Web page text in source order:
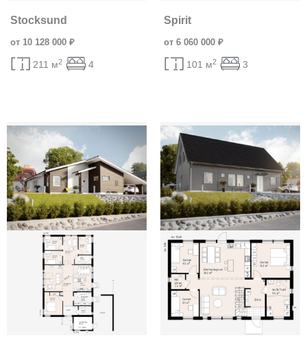
Stocksund
от 10 128 000 ₽
211 м2 4
Spirit
от 6 060 000 ₽
101 м2 3